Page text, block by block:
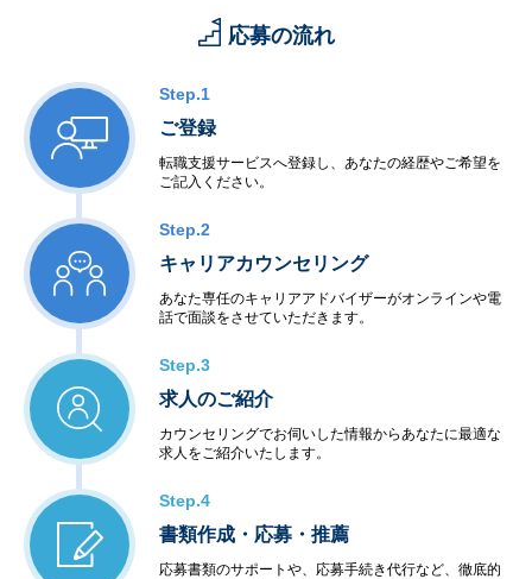
応募の流れ
Step.1
ご登録
転職支援サービスへ登録し、あなたの経歴やご希望を
ご記入ください。
Step.2
キャリアカウンセリング
あなた専任のキャリアアドバイザーがオンラインや電
話で面談をさせていただきます。
Step.3
求人のご紹介
カウンセリングでお伺いした情報からあなたに最適な
求人をご紹介いたします。
Step.4
書類作成・応募・推薦
応募書類のサポートや、応募手続き代行など、徹底的